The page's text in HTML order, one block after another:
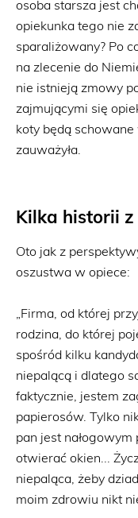
osoba starsza jest
opiekunka tego nie
sparaliżowany? Po
na zlecenie do
nie istnieją zmowy
zajmującymi się
koty będą
zauważyła.
Kilka historii
Oto jak z
oszustwa w opiece:
„Firma, od której
rodzina, do której
spośród kilku
niepalącą i dlatego
faktycznie, jestem
papierosów. Tylko
pan jest
otwierać okien...
niepaląca, żeby
moim zdrowiu nikt